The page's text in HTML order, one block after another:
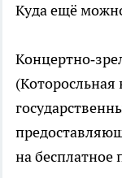
Куда ещё
(Которосльная
на бесплатное